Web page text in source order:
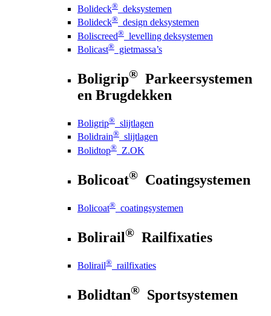
Bolideck® deksystemen
Bolideck® design deksystemen
Boliscreed® levelling deksystemen
Bolicast® gietmassa’s
Boligrip® Parkeersystemen
en Brugdekken
Boligrip® slijtlagen
Bolidrain® slijtlagen
Bolidtop® Z.OK
Bolicoat® Coatingsystemen
Bolicoat® coatingsystemen
Bolirail® Railfixaties
Bolirail® railfixaties
Bolidtan® Sportsystemen